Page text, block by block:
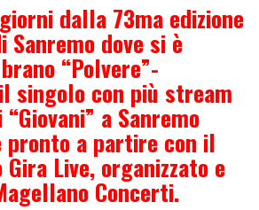
dalla 73ma edizione
dove si è
“Polvere”-
singolo con più stream
a Sanremo
pronto a partire con il
Live, organizzato e
Concerti.